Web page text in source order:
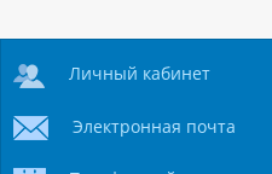
Личный кабинет
Электронная почта